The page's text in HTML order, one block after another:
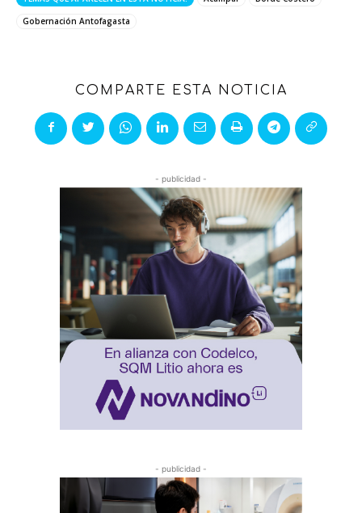
Gobernación Antofagasta
COMPARTE ESTA NOTICIA
- publicidad -
- publicidad -